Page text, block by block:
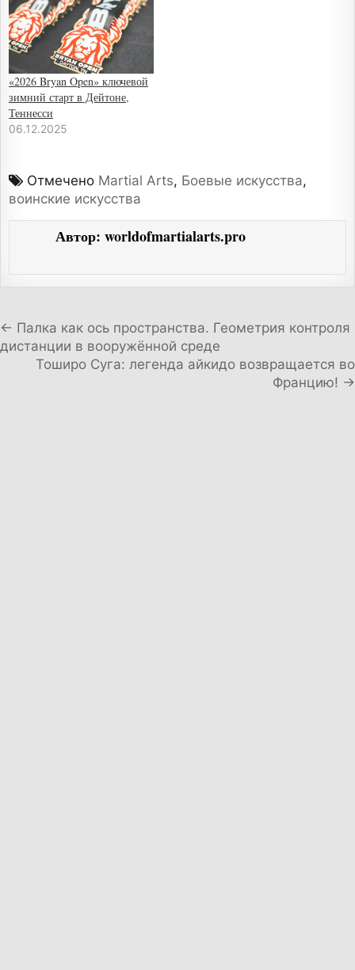
«2026 Bryan Open» ключевой
зимний старт в Дейтоне,
Теннесси
06.12.2025
Отмечено Martial Arts, Боевые искусства,
воинские искусства
Автор:worldofmartialarts.pro
Навигация по записям
← Палка как ось пространства. Геометрия контроля
дистанции в вооружённой среде
Тоширо Суга: легенда айкидо возвращается во
Францию! →